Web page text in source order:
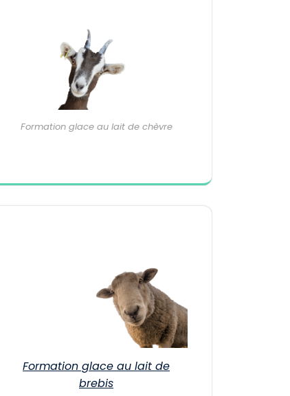
Formation glace au lait de chèvre
Formation glace au lait de
brebis